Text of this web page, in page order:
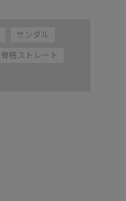
サンダル
骨格ストレート